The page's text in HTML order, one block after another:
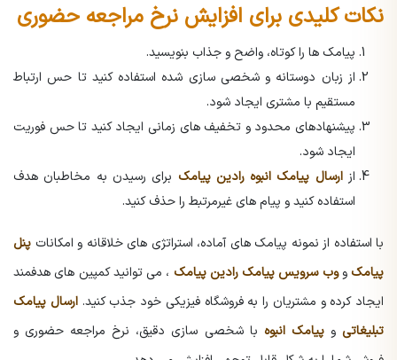
نکات کلیدی برای افزایش نرخ مراجعه حضوری
پیامک ها را کوتاه، واضح و جذاب بنویسید.
از زبان دوستانه و شخصی سازی شده استفاده کنید تا حس ارتباط
مستقیم با مشتری ایجاد شود.
پیشنهادهای محدود و تخفیف های زمانی ایجاد کنید تا حس فوریت
ایجاد شود.
ازارسال پیامک انبوه رادین پیامک برای رسیدن به مخاطبان هدف
استفاده کنید و پیام های غیرمرتبط را حذف کنید.
با استفاده از نمونه پیامک های آماده، استراتژی های خلاقانه و امکانات پنل
پیامک ووب سرویس پیامک رادین پیامک ، می توانید کمپین های هدفمند
ایجاد کرده و مشتریان را به فروشگاه فیزیکی خود جذب کنید.ارسال پیامک
تبلیغاتیوپیامک انبوه با شخصی سازی دقیق، نرخ مراجعه حضوری و